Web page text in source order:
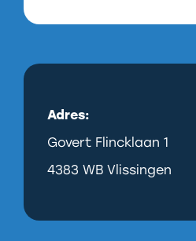
Adres:
Govert Flincklaan 1
4383 WB Vlissingen